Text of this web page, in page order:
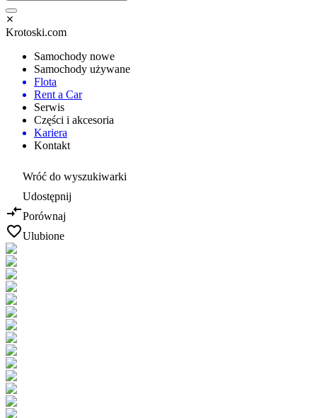
Krotoski.com
Samochody nowe
Samochody używane
Flota
Rent a Car
Serwis
Części i akcesoria
Kariera
Kontakt
Wróć do wyszukiwarki
Udostępnij
Porównaj
Ulubione